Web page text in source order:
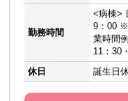
勤務時間
<病棟>
9：00 ※
業時間
11：30
休日
誕生日